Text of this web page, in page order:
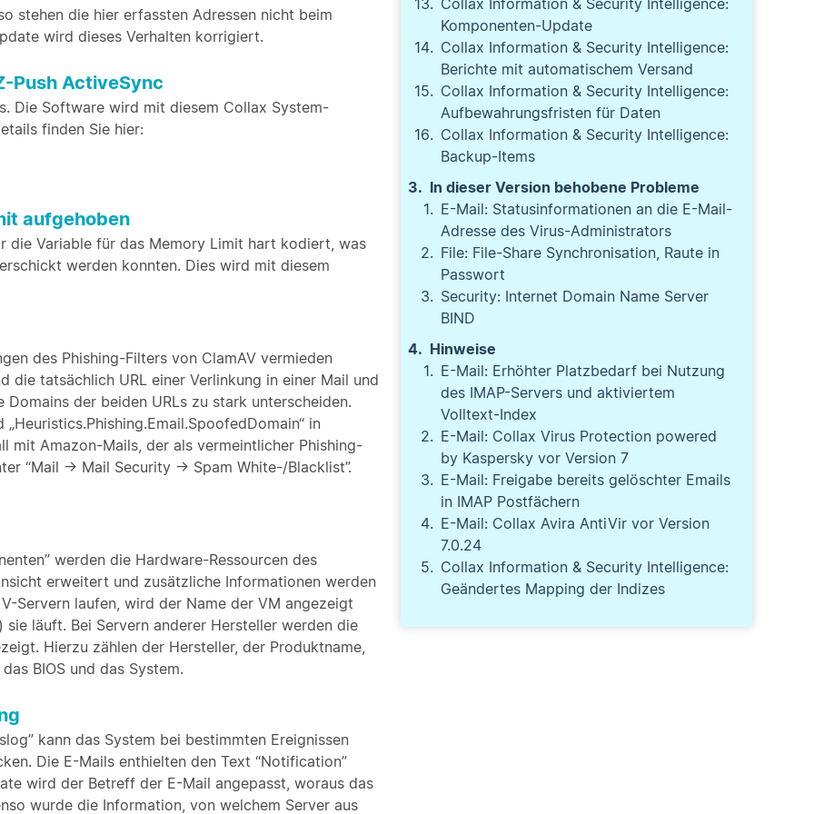
stehen die hier erfassten Adressen nicht beim
wird dieses Verhalten korrigiert.
Push ActiveSync
Die Software wird mit diesem Collax System-
finden Sie hier:
aufgehoben
die Variable für das Memory Limit hart kodiert, was
werden konnten. Dies wird mit diesem
des Phishing-Filters von ClamAV vermieden
die tatsächlich URL einer Verlinkung in einer Mail und
der beiden URLs zu stark unterscheiden.
in
mit Amazon-Mails, der als vermeintlicher Phishing-
“Mail -> Mail Security -> Spam White-/Blacklist”.
werden die Hardware-Ressourcen des
erweitert und zusätzliche Informationen werden
Servern laufen, wird der Name der VM angezeigt
läuft. Bei Servern anderer Hersteller werden die
Hierzu zählen der Hersteller, der Produktname,
BIOS und das System.
kann das System bei bestimmten Ereignissen
Die E-Mails enthielten den Text “Notification”
wird der Betreff der E-Mail angepasst, woraus das
wurde die Information, von welchem Server aus
Collax Information & Security Intelligence:
Komponenten-Update
Collax Information & Security Intelligence:
Berichte mit automatischem Versand
Collax Information & Security Intelligence:
Aufbewahrungsfristen für Daten
Collax Information & Security Intelligence:
Backup-Items
In dieser Version behobene Probleme
E-Mail: Statusinformationen an die E-Mail-
Adresse des Virus-Administrators
File: File-Share Synchronisation, Raute in
Passwort
Security: Internet Domain Name Server
BIND
Hinweise
E-Mail: Erhöhter Platzbedarf bei Nutzung
des IMAP-Servers und aktiviertem
Volltext-Index
E-Mail: Collax Virus Protection powered
by Kaspersky vor Version 7
E-Mail: Freigabe bereits gelöschter Emails
in IMAP Postfächern
E-Mail: Collax Avira AntiVir vor Version
7.0.24
Collax Information & Security Intelligence:
Geändertes Mapping der Indizes